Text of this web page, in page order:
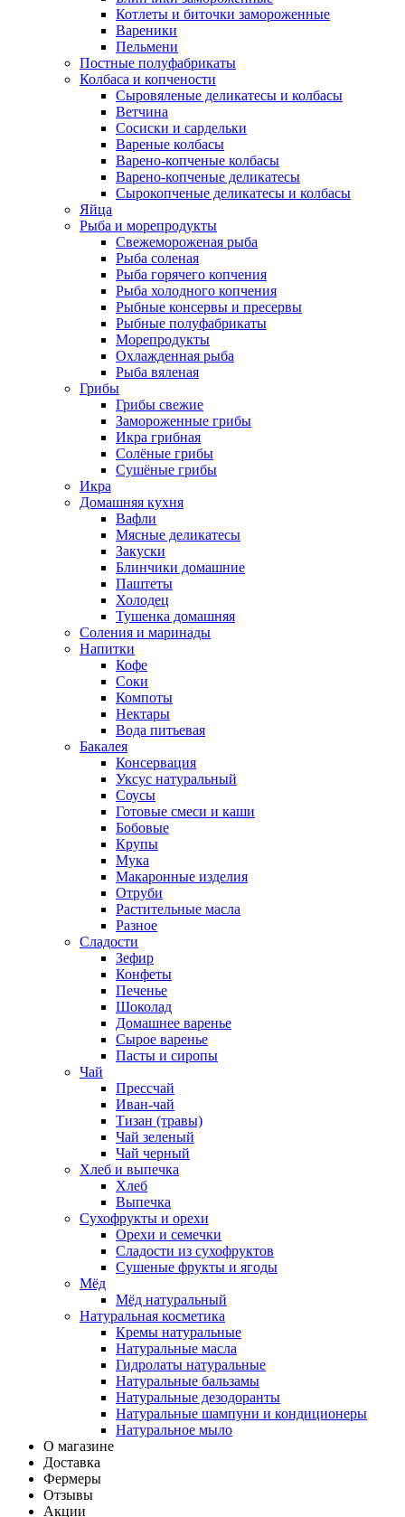
Котлеты и биточки замороженные
Вареники
Пельмени
Постные полуфабрикаты
Колбаса и копчености
Сыровяленые деликатесы и колбасы
Ветчина
Сосиски и сардельки
Вареные колбасы
Варено-копченые колбасы
Варено-копченые деликатесы
Сырокопченые деликатесы и колбасы
Яйца
Рыба и морепродукты
Свежемороженая рыба
Рыба соленая
Рыба горячего копчения
Рыба холодного копчения
Рыбные консервы и пресервы
Рыбные полуфабрикаты
Морепродукты
Охлажденная рыба
Рыба вяленая
Грибы
Грибы свежие
Замороженные грибы
Икра грибная
Солёные грибы
Сушёные грибы
Икра
Домашняя кухня
Вафли
Мясные деликатесы
Закуски
Блинчики домашние
Паштеты
Холодец
Тушенка домашняя
Соления и маринады
Напитки
Кофе
Соки
Компоты
Нектары
Вода питьевая
Бакалея
Консервация
Уксус натуральный
Соусы
Готовые смеси и каши
Бобовые
Крупы
Мука
Макаронные изделия
Отруби
Растительные масла
Разное
Сладости
Зефир
Конфеты
Печенье
Шоколад
Домашнее варенье
Сырое варенье
Пасты и сиропы
Чай
Прессчай
Иван-чай
Тизан (травы)
Чай зеленый
Чай черный
Хлеб и выпечка
Хлеб
Выпечка
Сухофрукты и орехи
Орехи и семечки
Сладости из сухофруктов
Сушеные фрукты и ягоды
Мёд
Мёд натуральный
Натуральная косметика
Кремы натуральные
Натуральные масла
Гидролаты натуральные
Натуральные бальзамы
Натуральные дезодоранты
Натуральные шампуни и кондиционеры
Натуральное мыло
О магазине
Доставка
Фермеры
Отзывы
Акции